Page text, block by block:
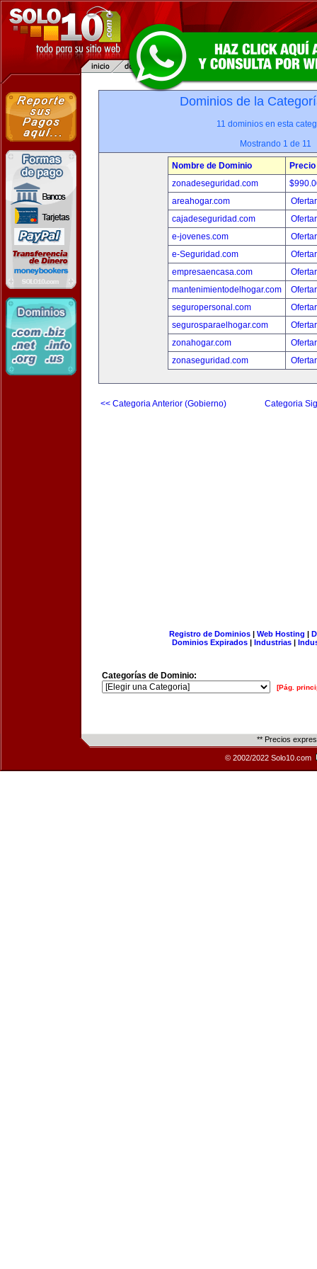
Dominios de la
11 dominios en esta
Mostrando 1 de 11
Nombre de Dominio
Precio
zonadeseguridad.com
areahogar.com
cajadeseguridad.com
e-jovenes.com
e-Seguridad.com
empresaencasa.com
mantenimientodelhogar.com
seguropersonal.com
segurosparaelhogar.com
zonahogar.com
zonaseguridad.com
<< Categoria Anterior (Gobierno) Categoria
Registro de Dominios| Web Hosting |
Dominios Expirados | Industrias |
Categorías de Dominio:
[Pág.
** Precios
© 2002/2022 Solo10.com